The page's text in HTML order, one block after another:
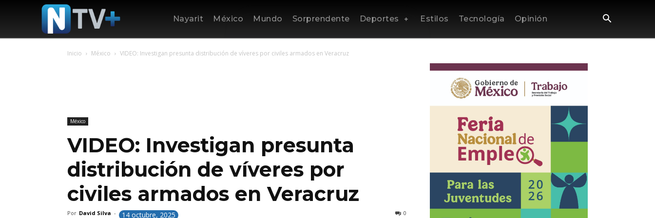
Nayarit México Mundo Sorprendente Deportes Estilos Tecnología Opinión
Inicio México VIDEO: Investigan presunta distribución de víveres por civiles armados en Veracruz
México
VIDEO: Investigan presunta
distribución de víveres por
civiles armados en Veracruz
Por David Silva - 14 octubre, 2025 0